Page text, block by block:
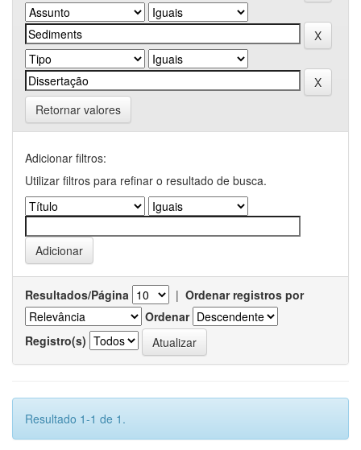
Retornar valores
Adicionar filtros:
Utilizar filtros para refinar o resultado de busca.
Resultados/Página | Ordenar registros por
Ordenar
Registro(s)
Resultado 1-1 de 1.